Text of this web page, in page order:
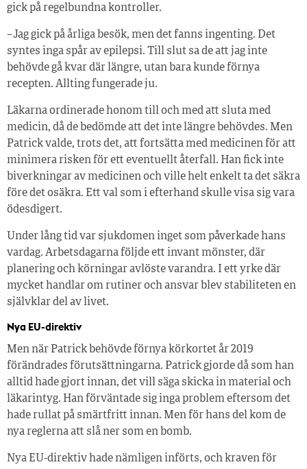
gick på regelbundna kontroller.
– Jag gick på årliga besök, men det fanns ingenting. Det
syntes inga spår av epilepsi. Till slut sa de att jag inte
behövde gå kvar där längre, utan bara kunde förnya
recepten. Allting fungerade ju.
Läkarna ordinerade honom till och med att sluta med
medicin, då de bedömde att det inte längre behövdes. Men
Patrick valde, trots det, att fortsätta med medicinen för att
minimera risken för ett eventuellt återfall. Han fick inte
biverkningar av medicinen och ville helt enkelt ta det säkra
före det osäkra. Ett val som i efterhand skulle visa sig vara
ödesdigert.
Under lång tid var sjukdomen inget som påverkade hans
vardag. Arbetsdagarna följde ett invant mönster, där
planering och körningar avlöste varandra. I ett yrke där
mycket handlar om rutiner och ansvar blev stabiliteten en
självklar del av livet.
Nya EU-direktiv
Men när Patrick behövde förnya körkortet år 2019
förändrades förutsättningarna. Patrick gjorde då som han
alltid hade gjort innan, det vill säga skicka in material och
läkarintyg. Han förväntade sig inga problem eftersom det
hade rullat på smärtfritt innan. Men för hans del kom de
nya reglerna att slå ner som en bomb.
Nya EU-direktiv hade nämligen införts, och kraven för